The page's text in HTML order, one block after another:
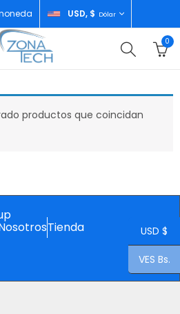
USD, $ Dólar
0
productos que coincidan
Tienda USD $
VES Bs.